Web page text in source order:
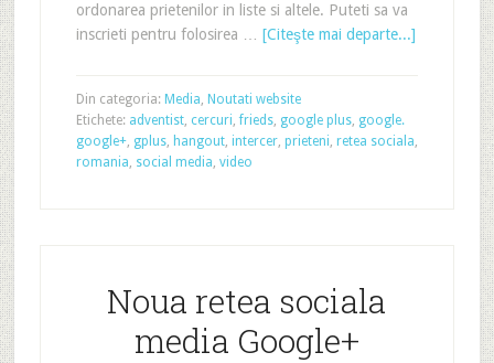
ordonarea prietenilor in liste si altele. Puteti sa va
inscrieti pentru folosirea … [Citeşte mai departe...]
Din categoria: Media, Noutati website
Etichete: adventist, cercuri,frieds, google plus, google.
google+, gplus, hangout, intercer, prieteni, retea sociala,
romania, social media, video
Noua retea sociala
media Google+